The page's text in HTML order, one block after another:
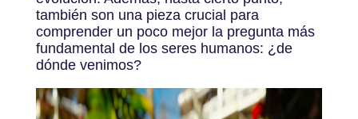
también son una pieza crucial para
comprender un poco mejor la pregunta más
fundamental de los seres humanos: ¿de
dónde venimos?